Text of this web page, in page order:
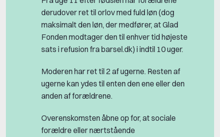
derudover ret til orlov med fuld løn (dog
maksimalt den løn, der medfører, at Glad
Fonden modtager den til enhver tid højeste
sats i refusion fra barsel.dk) i indtil 10 uger.
Moderen har ret til 2 af ugerne. Resten af
ugerne kan ydes til enten den ene eller den
anden af forældrene.
Overenskomsten åbne op for, at sociale
forældre eller nærtstående